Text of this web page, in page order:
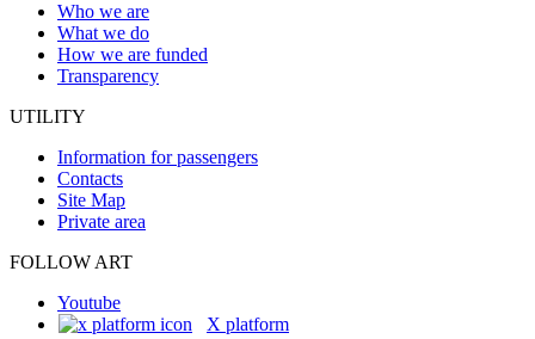
Who we are
What we do
How we are funded
Transparency
UTILITY
Information for passengers
Contacts
Site Map
Private area
FOLLOW ART
Youtube
X platform